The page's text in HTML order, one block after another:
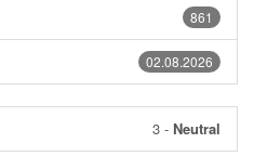
861
02.08.2026
3 - Neutral